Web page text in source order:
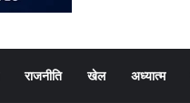
राजनीति खेल अध्यात्म